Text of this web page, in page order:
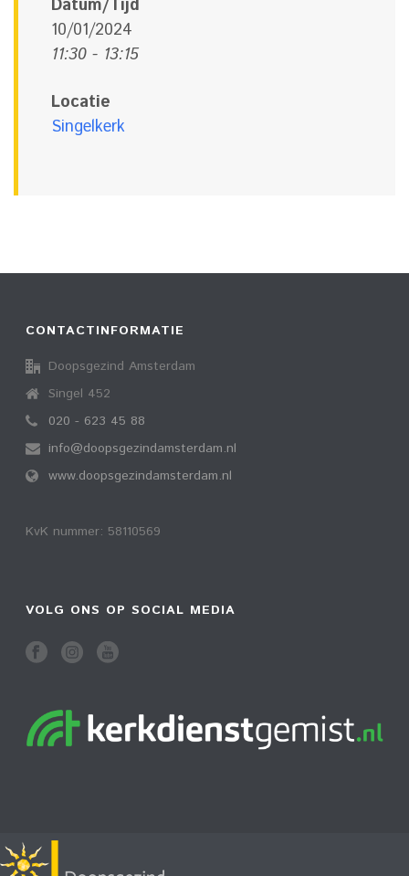
Datum/Tijd
10/01/2024
11:30 - 13:15
Locatie
Singelkerk
CONTACTINFORMATIE
Doopsgezind Amsterdam
Singel 452
020 - 623 45 88
info@doopsgezindamsterdam.nl
www.doopsgezindamsterdam.nl
KvK nummer: 58110569
VOLG ONS OP SOCIAL MEDIA